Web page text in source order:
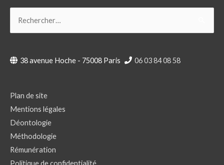
38 avenue Hoche - 75008 Paris 06 03 84 08 58
Plan de site
Mentions légales
Déontologie
Méthodologie
Rémunération